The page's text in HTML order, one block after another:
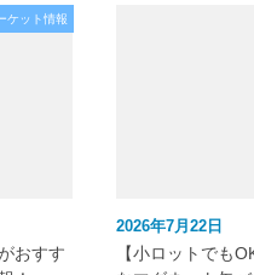
ケット情報
おすす
2026年7月22日
【小ロットでも